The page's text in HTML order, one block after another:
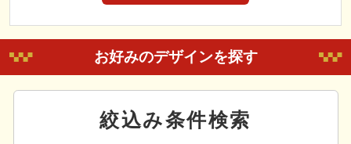
お好みのデザインを探す
絞込み条件検索